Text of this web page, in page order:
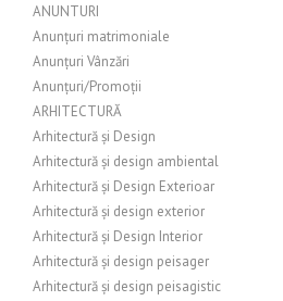
ANUNTURI
Anunțuri matrimoniale
Anunțuri Vânzări
Anunțuri/Promoții
ARHITECTURĂ
Arhitectură și Design
Arhitectură și design ambiental
Arhitectură și Design Exterioar
Arhitectură și design exterior
Arhitectură și Design Interior
Arhitectură și design peisager
Arhitectură și design peisagistic